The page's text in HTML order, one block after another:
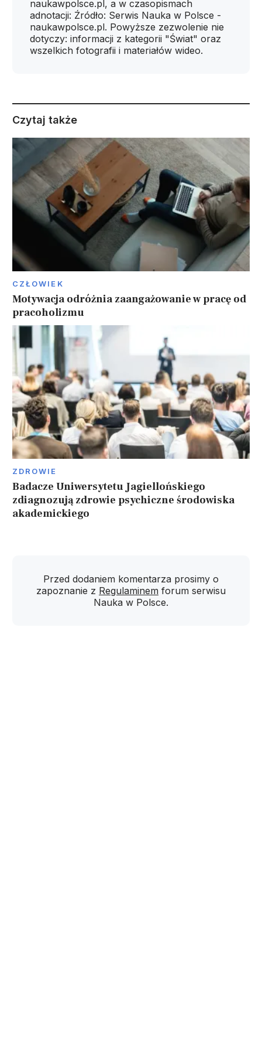
naukawpolsce.pl, a w czasopismach
adnotacji: Źródło: Serwis Nauka w Polsce -
naukawpolsce.pl. Powyższe zezwolenie nie
dotyczy: informacji z kategorii "Świat" oraz
wszelkich fotografii i materiałów wideo.
Czytaj także
CZŁOWIEK
Motywacja odróżnia zaangażowanie w pracę od
pracoholizmu
ZDROWIE
Badacze Uniwersytetu Jagiellońskiego
zdiagnozują zdrowie psychiczne środowiska
akademickiego
Przed dodaniem komentarza prosimy o
zapoznanie z Regulaminem forum serwisu
Nauka w Polsce.